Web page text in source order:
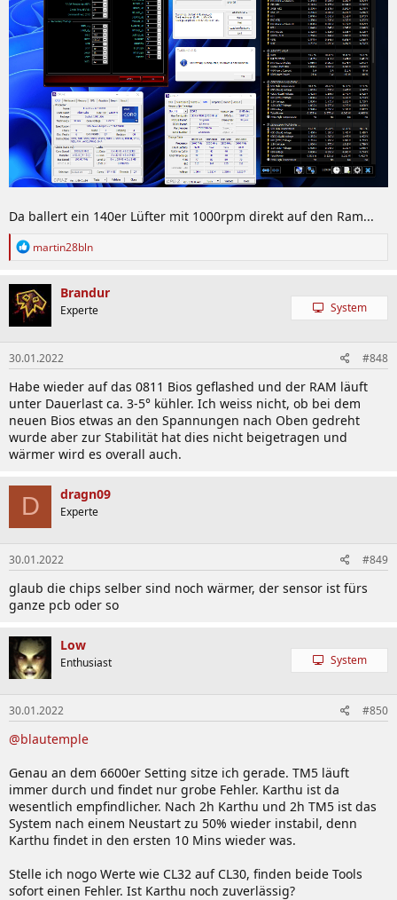
Da ballert ein 140er Lüfter mit 1000rpm direkt auf den Ram...
R
k
t
i
o
n
e
n
:
martin28bln
Brandur
Experte System
30.01.2022 #848
Habe wieder auf das 0811 Bios geflashed und der RAM läuft
unter Dauerlast ca. 3-5° kühler. Ich weiss nicht, ob bei dem
neuen Bios etwas an den Spannungen nach Oben gedreht
wurde aber zur Stabilität hat dies nicht beigetragen und
wärmer wird es overall auch.
D dragn09
Experte
30.01.2022 #849
glaub die chips selber sind noch wärmer, der sensor ist fürs
ganze pcb oder so
Low
Enthusiast System
30.01.2022 #850
@blautemple
Genau an dem 6600er Setting sitze ich gerade. TM5 läuft
immer durch und findet nur grobe Fehler. Karthu ist da
wesentlich empfindlicher. Nach 2h Karthu und 2h TM5 ist das
System nach einem Neustart zu 50% wieder instabil, denn
Karthu findet in den ersten 10 Mins wieder was.
Stelle ich nogo Werte wie CL32 auf CL30, finden beide Tools
sofort einen Fehler. Ist Karthu noch zuverlässig?